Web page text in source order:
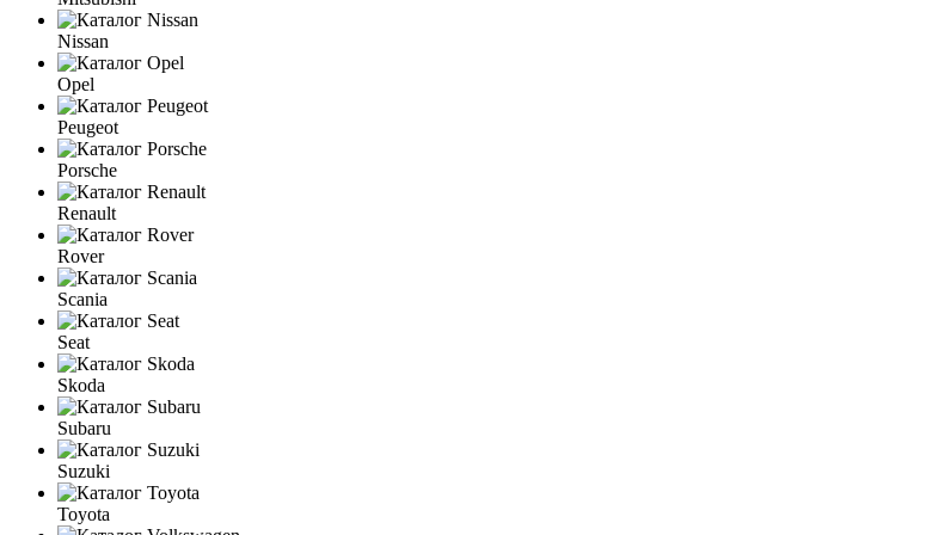
Nissan
Opel
Peugeot
Porsche
Renault
Rover
Scania
Seat
Skoda
Subaru
Suzuki
Toyota